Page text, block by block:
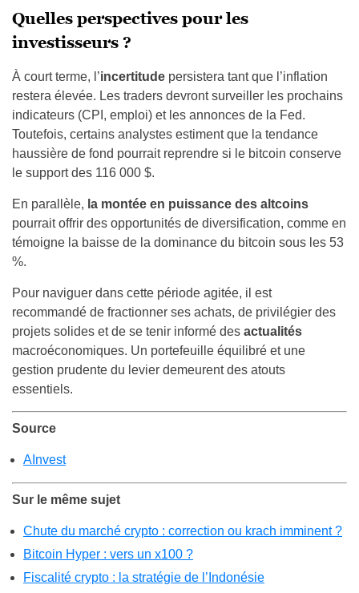
Quelles perspectives pour les
investisseurs ?
À court terme, l’incertitude persistera tant que l’inflation
restera élevée. Les traders devront surveiller les prochains
indicateurs (CPI, emploi) et les annonces de la Fed.
Toutefois, certains analystes estiment que la tendance
haussière de fond pourrait reprendre si le bitcoin conserve
le support des 116 000 $.
En parallèle, la montée en puissance des altcoins
pourrait offrir des opportunités de diversification, comme en
témoigne la baisse de la dominance du bitcoin sous les 53
%.
Pour naviguer dans cette période agitée, il est
recommandé de fractionner ses achats, de privilégier des
projets solides et de se tenir informé des actualités
macroéconomiques. Un portefeuille équilibré et une
gestion prudente du levier demeurent des atouts
essentiels.
Source
AInvest
Sur le même sujet
Chute du marché crypto : correction ou krach imminent ?
Bitcoin Hyper : vers un x100 ?
Fiscalité crypto : la stratégie de l’Indonésie